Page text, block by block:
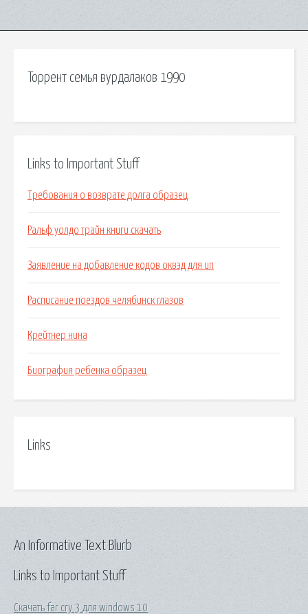
Торрент семья вурдалаков 1990
Links to Important Stuff
Требования о возврате долга образец
Ральф уолдо трайн книги скачать
Заявление на добавление кодов оквэд для ип
Расписание поездов челябинск глазов
Крейтнер нина
Биография ребенка образец
Links
Links to Important Stuff
Скачать far cry 3 для windows 10
An Informative Text Blurb